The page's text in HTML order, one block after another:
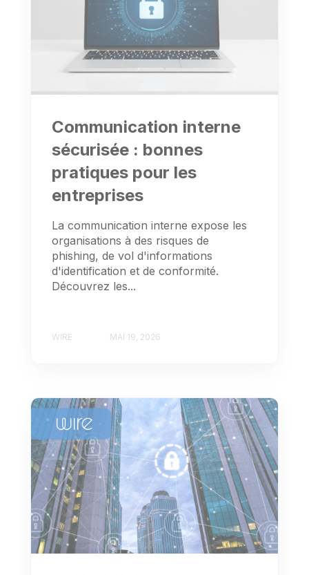
Communication interne
sécurisée : bonnes
pratiques pour les
entreprises
La communication interne expose les
organisations à des risques de
phishing, de vol d'informations
d'identification et de conformité.
Découvrez les...
WIRE MAI 19, 2026